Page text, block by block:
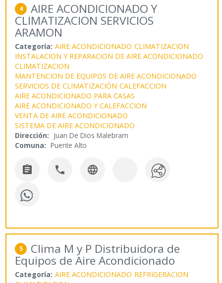
4 AIRE ACONDICIONADO Y
CLIMATIZACION SERVICIOS
ARAMON
Categoría: AIRE ACONDICIONADO CLIMATIZACION
INSTALACION Y REPARACION DE AIRE ACONDICIONADO
CLIMATIZACION
MANTENCION DE EQUIPOS DE AIRE ACONDICIONADO
SERVICIOS DE CLIMATIZACIÓN CALEFACCION
AIRE ACONDICIONADO PARA CASAS
AIRE ACONDICIONADO Y CALEFACCION
VENTA DE AIRE ACONDICIONADO
SISTEMA DE AIRE ACONDICIONADO
Dirección: Juan De Dios Malebram
Comuna: Puente Alto
  
5 Clima M y P Distribuidora de
Equipos de Aire Acondicionado
Categoría: AIRE ACONDICIONADO REFRIGERACION